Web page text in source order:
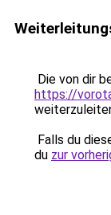
Die von dir
https://
Falls du
du zur